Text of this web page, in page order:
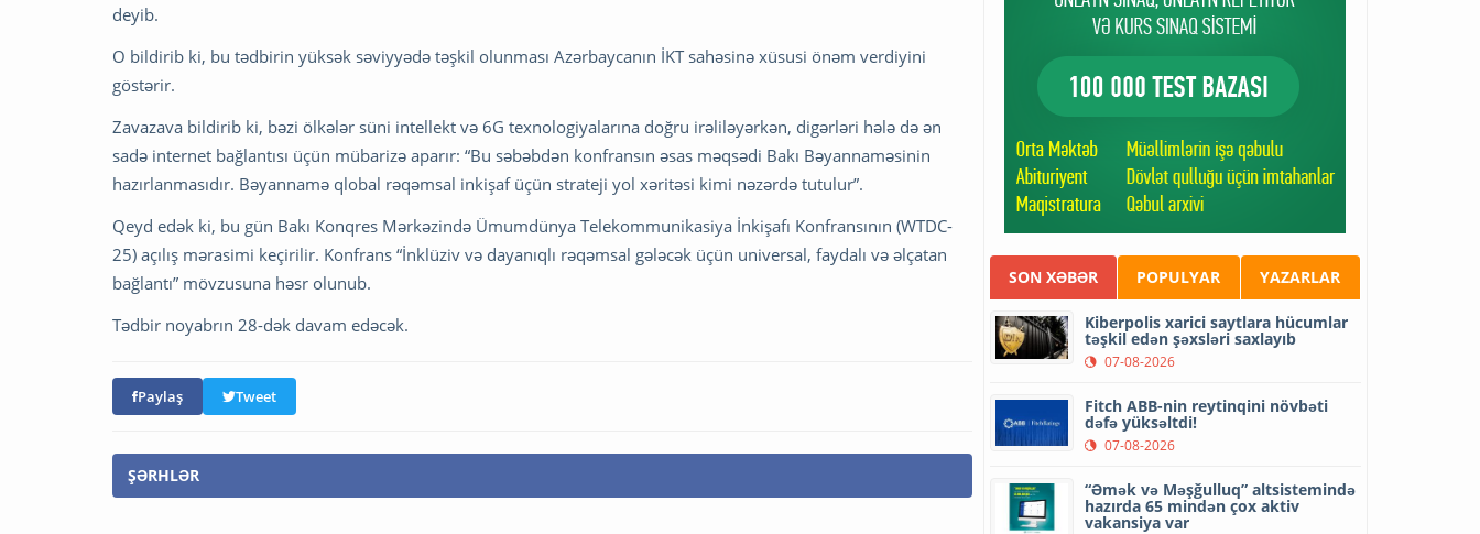
deyib.
O bildirib ki, bu tədbirin yüksək səviyyədə təşkil olunması Azərbaycanın İKT sahəsinə xüsusi önəm verdiyini
göstərir.
Zavazava bildirib ki, bəzi ölkələr süni intellekt və 6G texnologiyalarına doğru irəliləyərkən, digərləri hələ də ən
sadə internet bağlantısı üçün mübarizə aparır: “Bu səbəbdən konfransın əsas məqsədi Bakı Bəyannaməsinin
hazırlanmasıdır. Bəyannamə qlobal rəqəmsal inkişaf üçün strateji yol xəritəsi kimi nəzərdə tutulur”.
Qeyd edək ki, bu gün Bakı Konqres Mərkəzində Ümumdünya Telekommunikasiya İnkişafı Konfransının (WTDC-
25) açılış mərasimi keçirilir. Konfrans “İnklüziv və dayanıqlı rəqəmsal gələcək üçün universal, faydalı və əlçatan
bağlantı” mövzusuna həsr olunub.
Tədbir noyabrın 28-dək davam edəcək.
Paylaş Tweet
ŞƏRHLƏR
SON XƏBƏR POPULYAR YAZARLAR
Kiberpolis xarici saytlara hücumlar
təşkil edən şəxsləri saxlayıb
07-08-2026
Fitch ABB-nin reytinqini növbəti
dəfə yüksəltdi!
07-08-2026
“Əmək və Məşğulluq” altsistemində
hazırda 65 mindən çox aktiv
vakansiya var